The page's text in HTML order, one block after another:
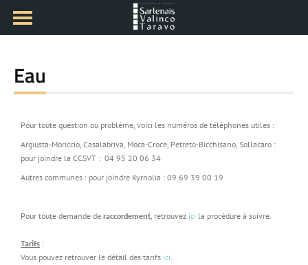
Eau
Pour toute question ou problème, voici les numéros de téléphones utiles :
Argiusta-Moriccio, Casalabriva, Moca-Croce, Petreto-Bicchisano, Sollacaro :
pour joindre la CCSVT : 04 95 20 06 34
Autres communes : pour joindre Kyrnolia : 09 69 39 00 19
Pour toute demande de raccordement, retrouvez ici la procédure à suivre.
Tarifs :
Vous pouvez retrouver le détail des tarifs ici.